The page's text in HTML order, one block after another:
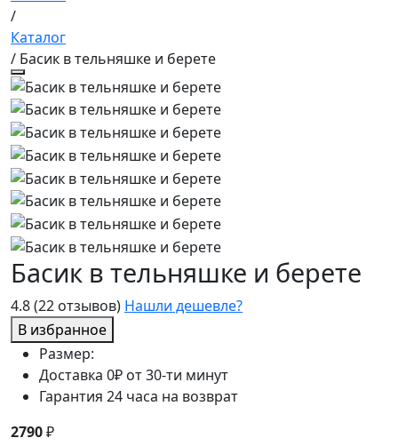
/
Каталог
/ Басик в тельняшке и берете
4.8(22 отзывов) Нашли дешевле?
В избранное
Басик в тельняшке и берете
Размер:
Доставка 0₽ от 30-ти минут
Гарантия 24 часа на возврат
2790₽